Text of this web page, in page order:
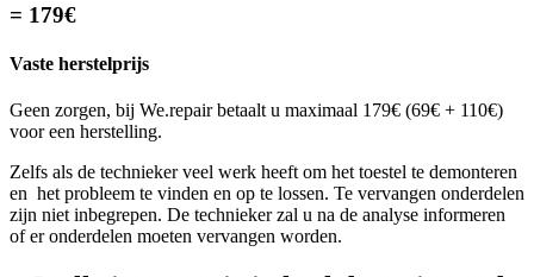
= 179€
Vaste herstelprijs
Geen zorgen, bij We.repair betaalt u maximaal 179€ (69€ + 110€)
voor een herstelling.
Zelfs als de technieker veel werk heeft om het toestel te demonteren
en het probleem te vinden en op te lossen. Te vervangen onderdelen
zijn niet inbegrepen. De technieker zal u na de analyse informeren
of er onderdelen moeten vervangen worden.